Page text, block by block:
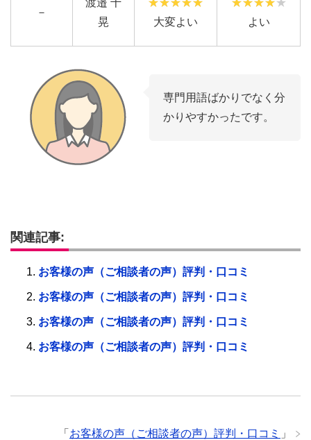
－
晃
大変よい よい
専門用語ばかりでなく分
かりやすかったです。
関連記事:
お客様の声（ご相談者の声）評判・口コミ
お客様の声（ご相談者の声）評判・口コミ
お客様の声（ご相談者の声）評判・口コミ
お客様の声（ご相談者の声）評判・口コミ
「 お客様の声（ご相談者の声）評判・口コミ
」